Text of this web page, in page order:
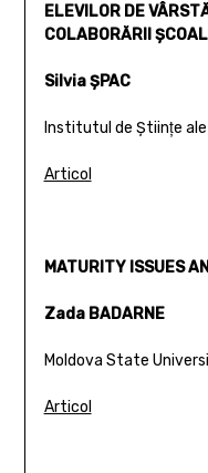
ELEVILOR DE
COLABORĂRII
Silvia ŞPAC
Institutul de Ştiinţe ale
Articol
MATURITY ISSUES
Zada BADARNE
Moldova State
Articol